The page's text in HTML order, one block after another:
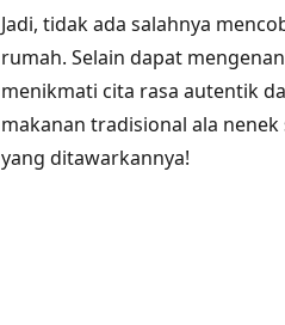
Jadi, tidak ada salahnya
rumah. Selain dapat
menikmati cita rasa autentik
makanan tradisional ala
yang ditawarkannya!